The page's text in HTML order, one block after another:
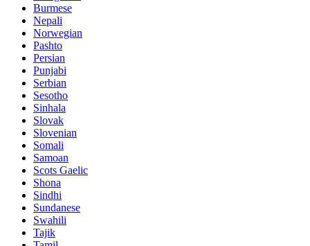
Burmese
Nepali
Norwegian
Pashto
Persian
Punjabi
Serbian
Sesotho
Sinhala
Slovak
Slovenian
Somali
Samoan
Scots Gaelic
Shona
Sindhi
Sundanese
Swahili
Tajik